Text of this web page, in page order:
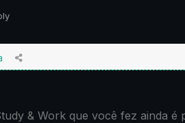
& Work que você fez ainda é